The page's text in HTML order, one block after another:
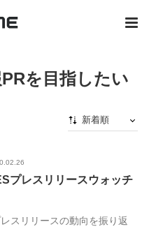
を目指したい
新着順
人気順
プレスリリースウォッチ
スリリースの動向を振り返